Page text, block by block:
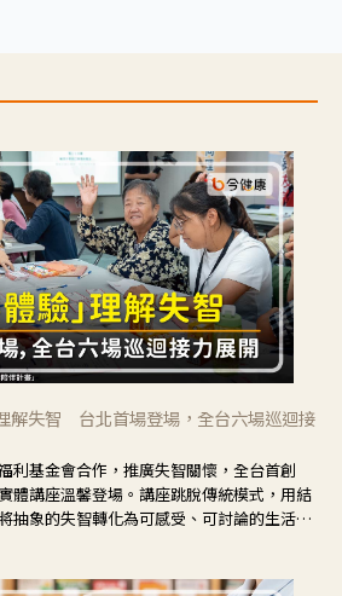
解失智 台北首場登場，全台六場巡迴接
利基金會合作，推廣失智關懷，全台首創
體講座溫馨登場。講座跳脫傳統模式，用結
抽象的失智轉化為可感受、可討論的生活情